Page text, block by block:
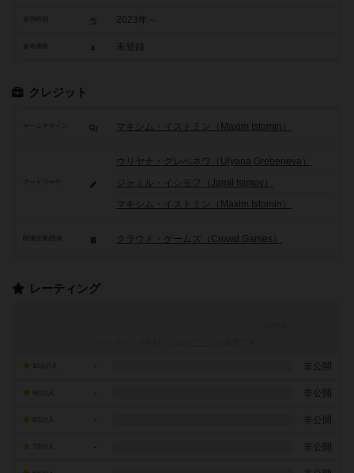
2023年～
参考価格 未登録
クレジット
ゲームデザイン マキシム・イストミン（Maxim Istomin）
アートワーク
ウリヤナ・グレベネワ（Ulyana Grebeneva）
ジャミル・イシモフ（Jamil Isimov）
マキシム・イストミン（Maxim Istomin）
クラウド・ゲームズ（Crowd Games）
レーティング
- 非公開
- 非公開
- 非公開
7点の人 - 非公開